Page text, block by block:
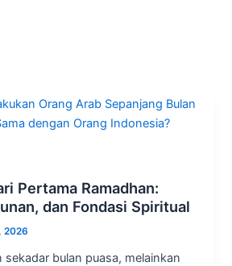
Pertama Ramadhan:
dan Fondasi Spiritual
2026
sekadar bulan puasa, melainkan